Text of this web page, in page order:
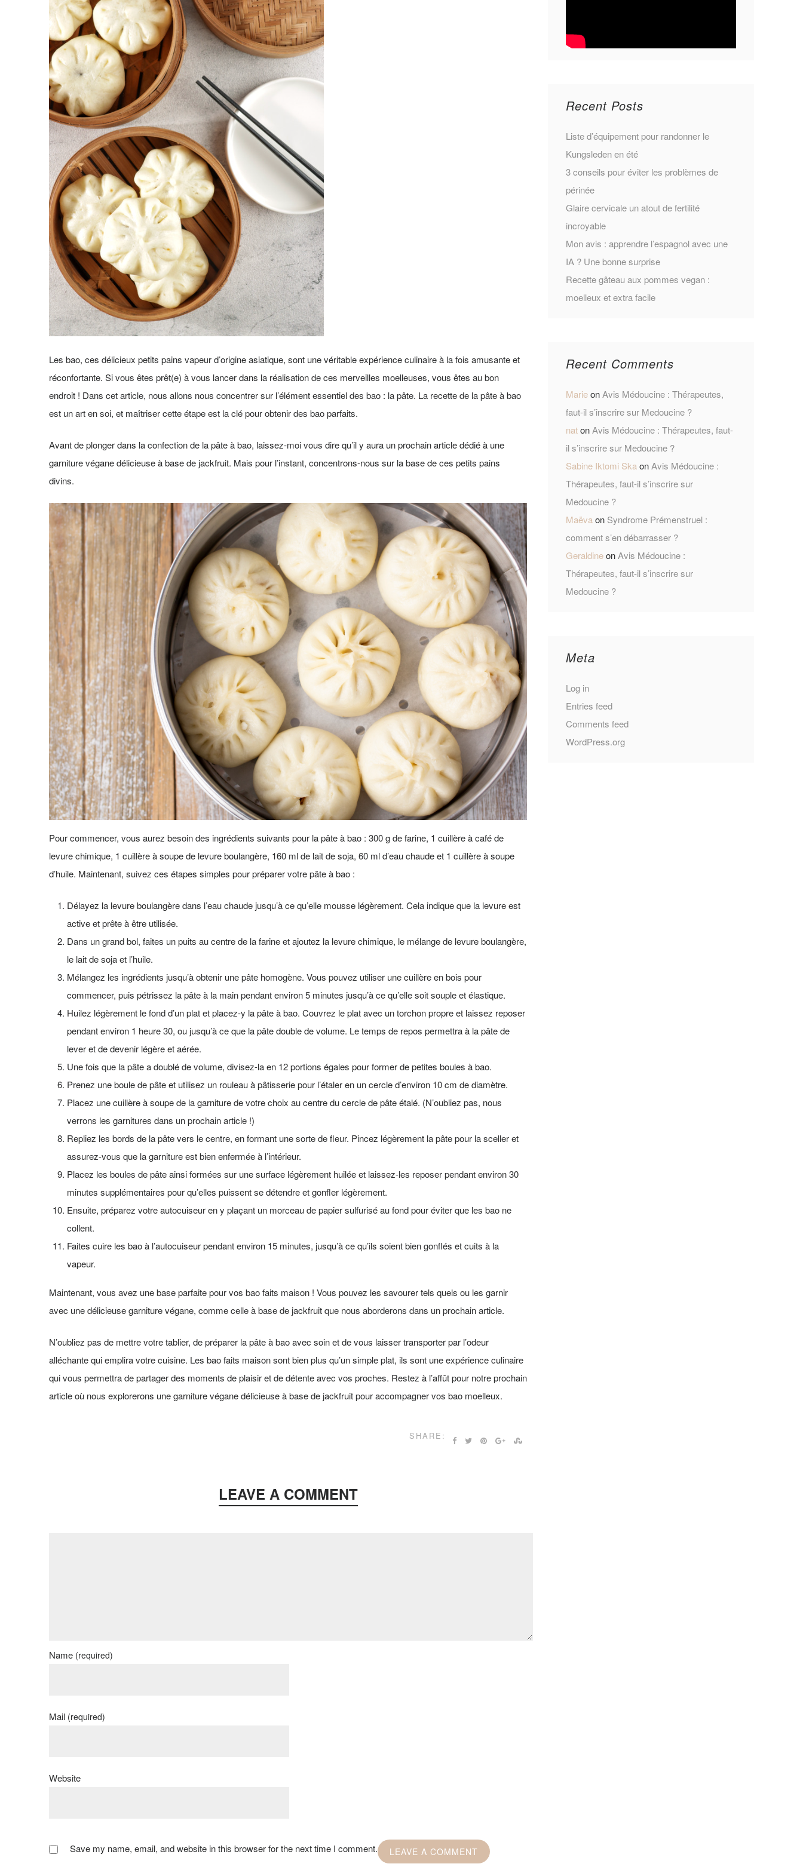
Les bao, ces délicieux petits pains vapeur d’origine asiatique, sont une véritable expérience culinaire à la fois amusante et
réconfortante. Si vous êtes prêt(e) à vous lancer dans la réalisation de ces merveilles moelleuses, vous êtes au bon
endroit ! Dans cet article, nous allons nous concentrer sur l’élément essentiel des bao : la pâte. La recette de la pâte à bao
est un art en soi, et maîtriser cette étape est la clé pour obtenir des bao parfaits.
Avant de plonger dans la confection de la pâte à bao, laissez-moi vous dire qu’il y aura un prochain article dédié à une
garniture végane délicieuse à base de jackfruit. Mais pour l’instant, concentrons-nous sur la base de ces petits pains
divins.
Pour commencer, vous aurez besoin des ingrédients suivants pour la pâte à bao : 300 g de farine, 1 cuillère à café de
levure chimique, 1 cuillère à soupe de levure boulangère, 160 ml de lait de soja, 60 ml d’eau chaude et 1 cuillère à soupe
d’huile. Maintenant, suivez ces étapes simples pour préparer votre pâte à bao :
Délayez la levure boulangère dans l’eau chaude jusqu’à ce qu’elle mousse légèrement. Cela indique que la levure est
active et prête à être utilisée.
Dans un grand bol, faites un puits au centre de la farine et ajoutez la levure chimique, le mélange de levure boulangère,
le lait de soja et l’huile.
Mélangez les ingrédients jusqu’à obtenir une pâte homogène. Vous pouvez utiliser une cuillère en bois pour
commencer, puis pétrissez la pâte à la main pendant environ 5 minutes jusqu’à ce qu’elle soit souple et élastique.
Huilez légèrement le fond d’un plat et placez-y la pâte à bao. Couvrez le plat avec un torchon propre et laissez reposer
pendant environ 1 heure 30, ou jusqu’à ce que la pâte double de volume. Le temps de repos permettra à la pâte de
lever et de devenir légère et aérée.
Une fois que la pâte a doublé de volume, divisez-la en 12 portions égales pour former de petites boules à bao.
Prenez une boule de pâte et utilisez un rouleau à pâtisserie pour l’étaler en un cercle d’environ 10 cm de diamètre.
Placez une cuillère à soupe de la garniture de votre choix au centre du cercle de pâte étalé. (N’oubliez pas, nous
verrons les garnitures dans un prochain article !)
Repliez les bords de la pâte vers le centre, en formant une sorte de fleur. Pincez légèrement la pâte pour la sceller et
assurez-vous que la garniture est bien enfermée à l’intérieur.
Placez les boules de pâte ainsi formées sur une surface légèrement huilée et laissez-les reposer pendant environ 30
minutes supplémentaires pour qu’elles puissent se détendre et gonfler légèrement.
Ensuite, préparez votre autocuiseur en y plaçant un morceau de papier sulfurisé au fond pour éviter que les bao ne
collent.
Faites cuire les bao à l’autocuiseur pendant environ 15 minutes, jusqu’à ce qu’ils soient bien gonflés et cuits à la
vapeur.
Maintenant, vous avez une base parfaite pour vos bao faits maison ! Vous pouvez les savourer tels quels ou les garnir
avec une délicieuse garniture végane, comme celle à base de jackfruit que nous aborderons dans un prochain article.
N’oubliez pas de mettre votre tablier, de préparer la pâte à bao avec soin et de vous laisser transporter par l’odeur
alléchante qui emplira votre cuisine. Les bao faits maison sont bien plus qu’un simple plat, ils sont une expérience culinaire
qui vous permettra de partager des moments de plaisir et de détente avec vos proches. Restez à l’affût pour notre prochain
article où nous explorerons une garniture végane délicieuse à base de jackfruit pour accompagner vos bao moelleux.
SHARE:
LEAVE A COMMENT
Name (required)
Mail (required)
Website
Save my name, email, and website in this browser for the next time I comment.
Recent Posts
Liste d’équipement pour randonner le
Kungsleden en été
3 conseils pour éviter les problèmes de
périnée
Glaire cervicale un atout de fertilité
incroyable
Mon avis : apprendre l’espagnol avec une
IA ? Une bonne surprise
Recette gâteau aux pommes vegan :
moelleux et extra facile
Recent Comments
MarieonAvis Médoucine : Thérapeutes,
faut-il s’inscrire sur Medoucine ?
natonAvis Médoucine : Thérapeutes, faut-
il s’inscrire sur Medoucine ?
Sabine Iktomi SkaonAvis Médoucine :
Thérapeutes, faut-il s’inscrire sur
Medoucine ?
Maëvaon Syndrome Prémenstruel :
comment s’en débarrasser ?
GeraldineonAvis Médoucine :
Thérapeutes, faut-il s’inscrire sur
Medoucine ?
Meta
Log in
Entries feed
Comments feed
WordPress.org